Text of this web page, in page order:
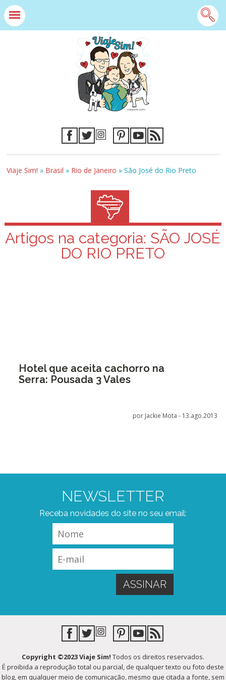
Viaje Sim! » Brasil » Rio de Janeiro »São José do Rio Preto
Artigos na categoria: SÃO JOSÉ
DO RIO PRETO
Hotel que aceita cachorro na
Serra: Pousada 3 Vales
por Jackie Mota - 13.ago.2013
NEWSLETTER
Receba novidades do site no seu email:
Copyright ©2023 Viaje Sim! Todos os direitos reservados.
É proibida a reprodução total ou parcial, de qualquer texto ou foto deste
blog, em qualquer meio de comunicação, mesmo que citada a fonte, sem